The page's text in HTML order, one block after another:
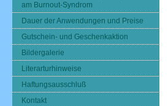
am Burnout-Syndrom
Dauer der Anwendungen und Preise
Gutschein- und Geschenkaktion
Bildergalerie
Literarturhinweise
Haftungsausschluß
Kontakt